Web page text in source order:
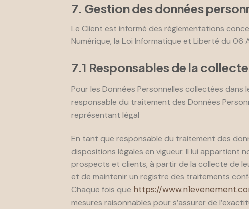
7. Gestion des données
Le Client est informé des réglementations
Numérique, la Loi Informatique et Liberté du 06
7.1 Responsables de la
Pour les Données Personnelles collectées
responsable du traitement des Données
représentant légal
En tant que responsable du traitement des
dispositions légales en vigueur. Il lui appartient
prospects et clients, à partir de la collecte de
et de maintenir un registre des traitements
Chaque fois que https://
mesures raisonnables pour s’assurer de